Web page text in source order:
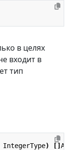
в целях
входит в
тип
IntegerType) []